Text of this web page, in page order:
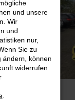
und unsere
Wir
und
nur,
Sie zu
ändern, können
widerrufen.